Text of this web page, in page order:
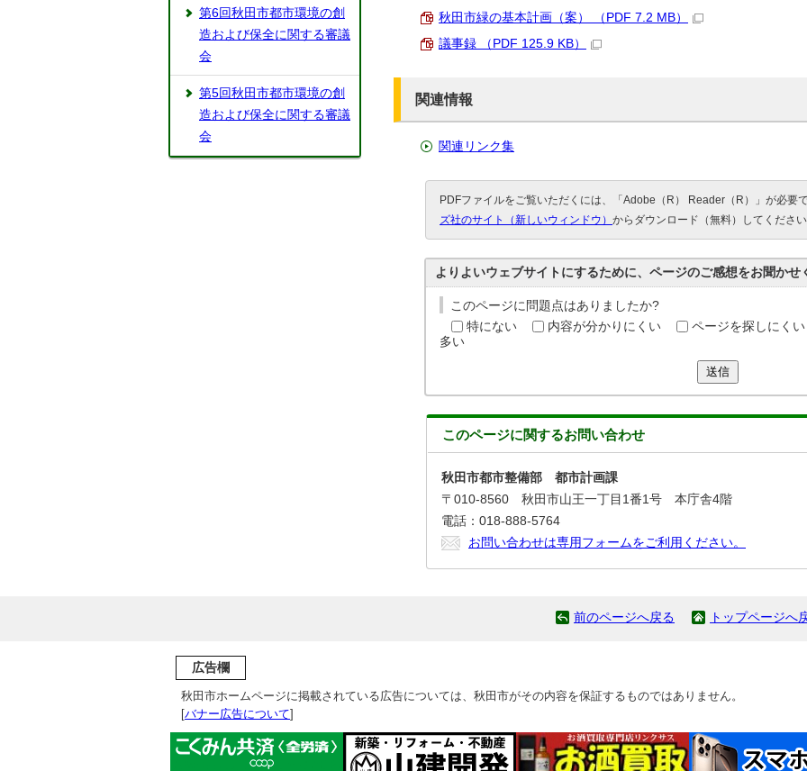
秋田市緑の基本計画（案） （PDF 7.2 MB）
議事録 （PDF 125.9 KB）
関連情報
関連リンク集
PDFファイルをご覧いただくには、「Adobe（R） Reader（R）」が必要
ズ社のサイト（新しいウィンドウ） からダウンロード（無料）してください
よりよいウェブサイトにするために、ページのご感想をお聞かせ
このページに問題点はありましたか?
特にない
内容が分かりにくい ページを探しにくい
多い
送信
このページに関するお問い合わせ
秋田市都市整備部 都市計画課
〒010-8560 秋田市山王一丁目1番1号 本庁舎4階
電話：018-888-5764
お問い合わせは専用フォームをご利用ください。
第6回秋田市都市環境の創
造および保全に関する審議
会
第5回秋田市都市環境の創
造および保全に関する審議
会
前のページへ戻る トップページへ
広告欄
秋田市ホームページに掲載されている広告については、秋田市がその内容を保証するものではありません。
[バナー広告について]